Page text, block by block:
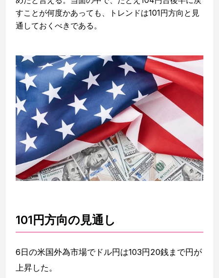
すことが何度かあっても、トレンドは101円方向と見
通しておくべきである。
101円方向の見通し
6日の米国外為市場でドル円は103円20銭まで円が
上昇した。